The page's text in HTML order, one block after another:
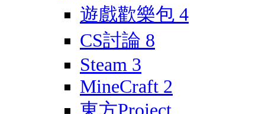
遊戲歡樂包 4
CS討論 8
Steam 3
MineCraft 2